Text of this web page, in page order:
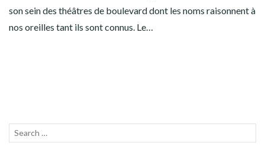
son sein des théâtres de boulevard dont les noms raisonnent à
nos oreilles tant ils sont connus. Le…
Recherche